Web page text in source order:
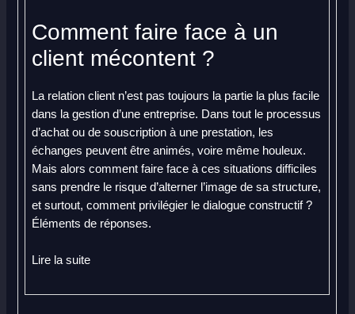
Comment faire face à un
client mécontent ?
La relation client n’est pas toujours la partie la plus facile
dans la gestion d’une entreprise. Dans tout le processus
d’achat ou de souscription à une prestation, les
échanges peuvent être animés, voire même houleux.
Mais alors comment faire face à ces situations difficiles
sans prendre le risque d’alterner l’image de sa structure,
et surtout, comment privilégier le dialogue constructif ?
Éléments de réponses.
Lire la suite